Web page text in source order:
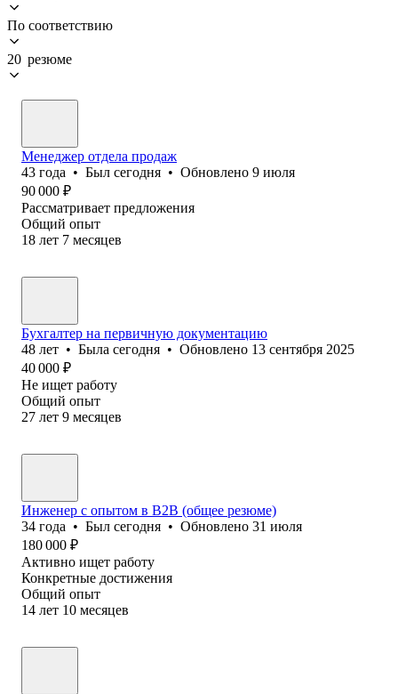
По соответствию
20 резюме
Менеджер отдела продаж
43 года • Был сегодня • Обновлено 9 июля
90 000 ₽
Рассматривает предложения
Общий опыт
18 лет 7 месяцев
Бухгалтер на первичную документацию
48 лет • Была сегодня • Обновлено 13 сентября 2025
40 000 ₽
Не ищет работу
Общий опыт
27 лет 9 месяцев
Инженер с опытом в B2B (общее резюме)
34 года • Был сегодня • Обновлено 31 июля
180 000 ₽
Активно ищет работу
Конкретные достижения
Общий опыт
14 лет 10 месяцев